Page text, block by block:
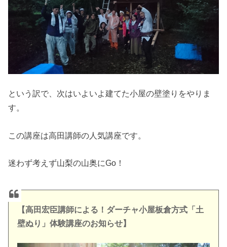
という訳で、次はいよいよ建てた小屋の壁塗りをやりま
す。
この講座は高田講師の人気講座です。
迷わず考えず山梨の山奥にGo！
【高田宏臣講師による！ダーチャ小屋板倉方式「土
壁ぬり」体験講座のお知らせ】